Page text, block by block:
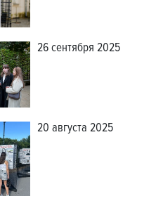
26 сентября 2025
20 августа 2025